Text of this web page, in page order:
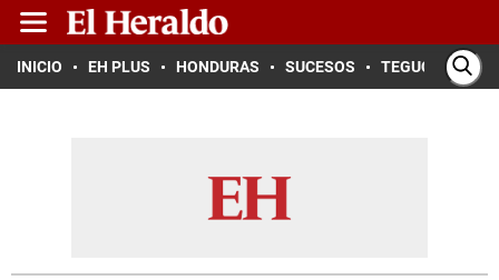
INICIO EH PLUS HONDURAS SUCESOS TEGUCIGALPA